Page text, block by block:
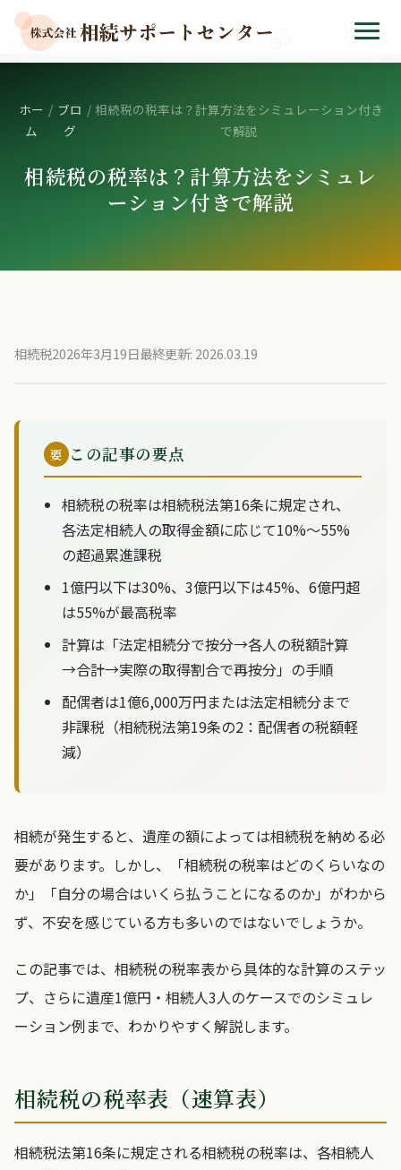
ホー
ム
/ ブロ
グ
/ 相続税の税率は？計算方法をシミュレーション付き
で解説
相続税の税率は？計算方法をシミュレ
ーション付きで解説
相続税2026年3月19日最終更新: 2026.03.19
要 この記事の要点
相続税の税率は相続税法第16条に規定され、
各法定相続人の取得金額に応じて10%〜55%
の超過累進課税
1億円以下は30%、3億円以下は45%、6億円超
は55%が最高税率
計算は「法定相続分で按分→各人の税額計算
→合計→実際の取得割合で再按分」の手順
配偶者は1億6,000万円または法定相続分まで
非課税（相続税法第19条の2：配偶者の税額軽
減）
相続が発生すると、遺産の額によっては相続税を納める必
要があります。しかし、「相続税の税率はどのくらいなの
か」「自分の場合はいくら払うことになるのか」がわから
ず、不安を感じている方も多いのではないでしょうか。
この記事では、相続税の税率表から具体的な計算のステッ
プ、さらに遺産1億円・相続人3人のケースでのシミュレ
ーション例まで、わかりやすく解説します。
相続税の税率表（速算表）
相続税法第16条に規定される相続税の税率は、各相続人